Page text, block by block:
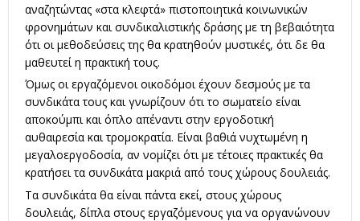
αναζητώντας «στα κλεφτά» πιστοποιητικά κοινωνικών
φρονημάτων και συνδικαλιστικής δράσης με τη βεβαιότητα
ότι οι μεθοδεύσεις της θα κρατηθούν μυστικές, ότι δε θα
μαθευτεί η πρακτική τους.
Όμως οι εργαζόμενοι οικοδόμοι έχουν δεσμούς με τα
συνδικάτα τους και γνωρίζουν ότι το σωματείο είναι
αποκούμπι και όπλο απέναντι στην εργοδοτική
αυθαιρεσία και τρομοκρατία. Είναι βαθιά νυχτωμένη η
μεγαλοεργοδοσία, αν νομίζει ότι με τέτοιες πρακτικές θα
κρατήσει τα συνδικάτα μακριά από τους χώρους δουλειάς.
Τα συνδικάτα θα είναι πάντα εκεί, στους χώρους
δουλειάς, δίπλα στους εργαζόμενους για να οργανώνουν